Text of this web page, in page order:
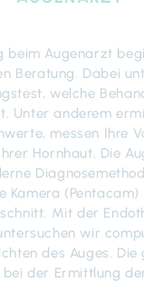
beim Augenarzt
Beratung. Dabei
welche
Unter anderem
messen Ihre
Hornhaut. Die
Kamera
Mit der
wir
des Auges. Die
bei der Ermittlung